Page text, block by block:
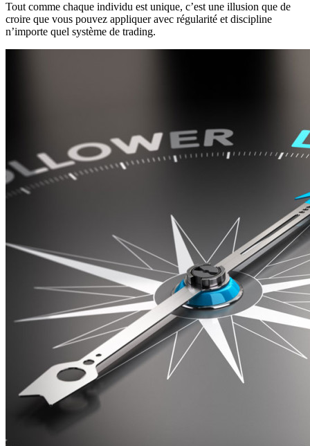
Tout comme chaque individu est unique, c’est une illusion que de
croire que vous pouvez appliquer avec régularité et discipline
n’importe quel système de trading.